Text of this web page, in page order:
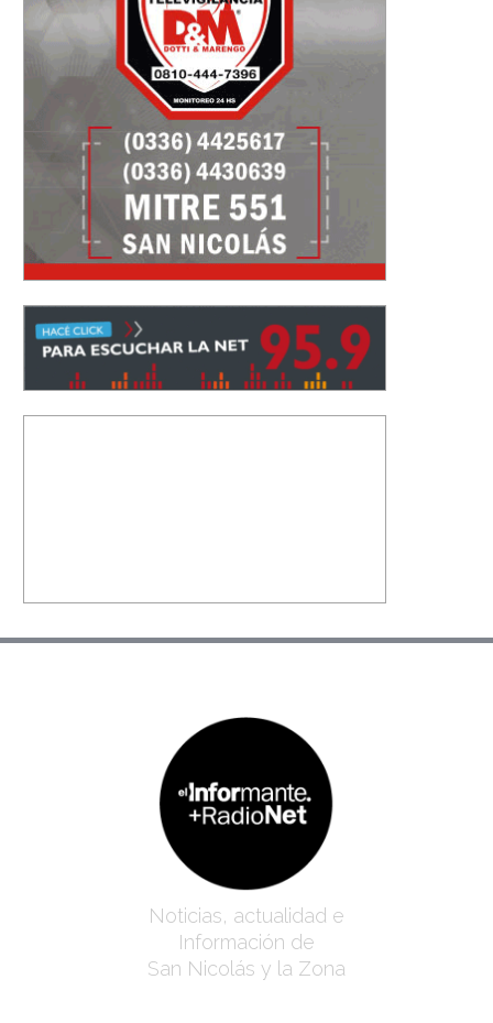
Noticias, actualidad e
Información de
San Nicolás y la Zona